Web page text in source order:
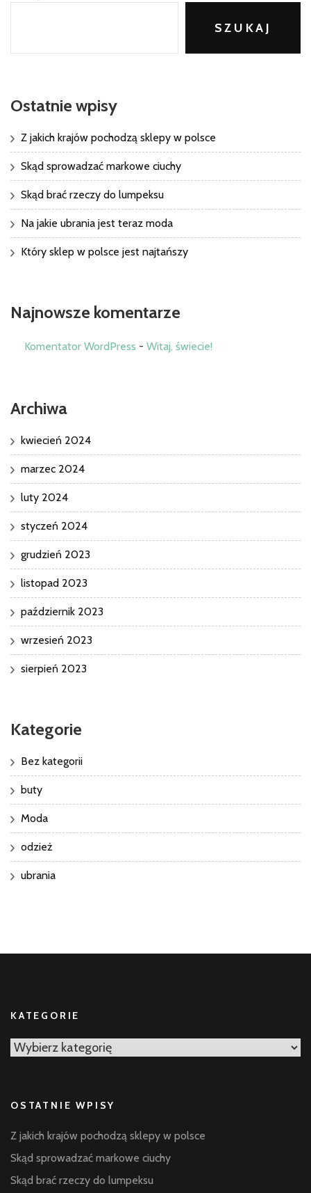
SZUKAJ
Ostatnie wpisy
Z jakich krajów pochodzą sklepy w polsce
Skąd sprowadzać markowe ciuchy
Skąd brać rzeczy do lumpeksu
Na jakie ubrania jest teraz moda
Który sklep w polsce jest najtańszy
Najnowsze komentarze
Komentator WordPress - Witaj, świecie!
Archiwa
kwiecień 2024
marzec 2024
luty 2024
styczeń 2024
grudzień 2023
listopad 2023
październik 2023
wrzesień 2023
sierpień 2023
Kategorie
Bez kategorii
buty
Moda
odzież
ubrania
KATEGORIE
Kategorie
OSTATNIE WPISY
Z jakich krajów pochodzą sklepy w polsce
Skąd sprowadzać markowe ciuchy
Skąd brać rzeczy do lumpeksu